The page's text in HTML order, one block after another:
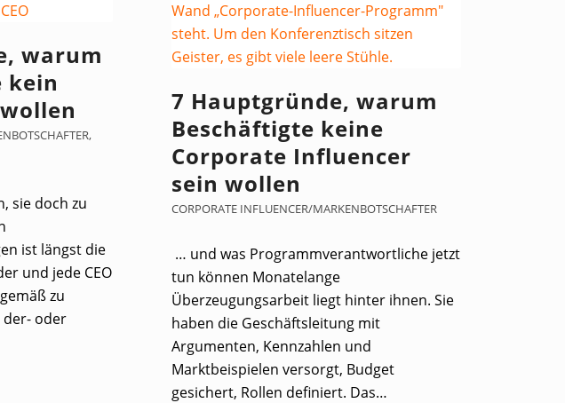
warum
kein
,
sie doch zu
ist längst die
und jede CEO
zu
der- oder
7 Hauptgründe, warum
Beschäftigte keine
Corporate Influencer
sein wollen
CORPORATE INFLUENCER/MARKENBOTSCHAFTER
… und was Programmverantwortliche jetzt
tun können Monatelange
Überzeugungsarbeit liegt hinter ihnen. Sie
haben die Geschäftsleitung mit
Argumenten, Kennzahlen und
Marktbeispielen versorgt, Budget
gesichert, Rollen definiert. Das…